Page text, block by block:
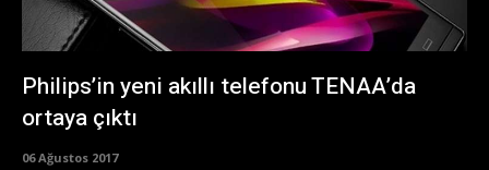
Philips’in yeni akıllı telefonu TENAA’da
ortaya çıktı
06 Ağustos 2017